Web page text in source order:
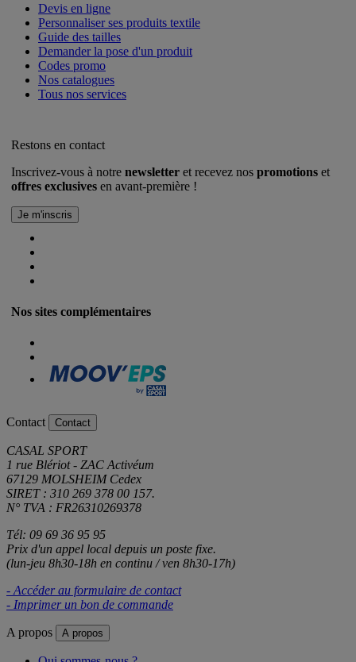
Devis en ligne
Personnaliser ses produits textile
Guide des tailles
Demander la pose d'un produit
Codes promo
Nos catalogues
Tous nos services
Restons en contact
Inscrivez-vous à notre newsletter et recevez nos promotions et
offres exclusives en avant-première !
Nos sites complémentaires
Contact Contact
CASAL SPORT
1 rue Blériot - ZAC Activéum
67129 MOLSHEIM Cedex
SIRET : 310 269 378 00 157.
N° TVA : FR26310269378
Tél: 09 69 36 95 95
Prix d'un appel local depuis un poste fixe.
(lun-jeu 8h30-18h en continu / ven 8h30-17h)
- Accéder au formulaire de contact
- Imprimer un bon de commande
A propos A propos